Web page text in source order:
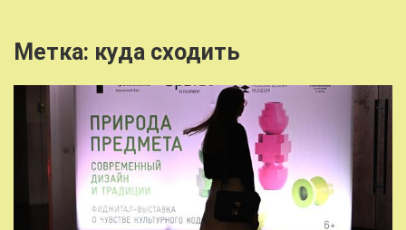
Метка: куда сходить